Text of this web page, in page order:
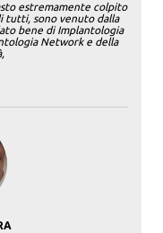
estremamente colpito
tutti, sono venuto dalla
bene di Implantologia
Network e della